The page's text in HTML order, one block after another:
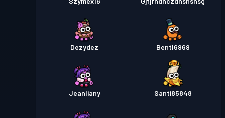
Dezydez Bentl6969
Jeanliany Santi85848